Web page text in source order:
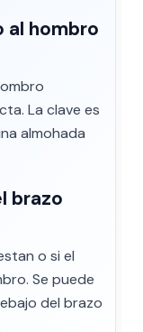
al hombro
La clave es
almohada
brazo
o si el
Se puede
del brazo